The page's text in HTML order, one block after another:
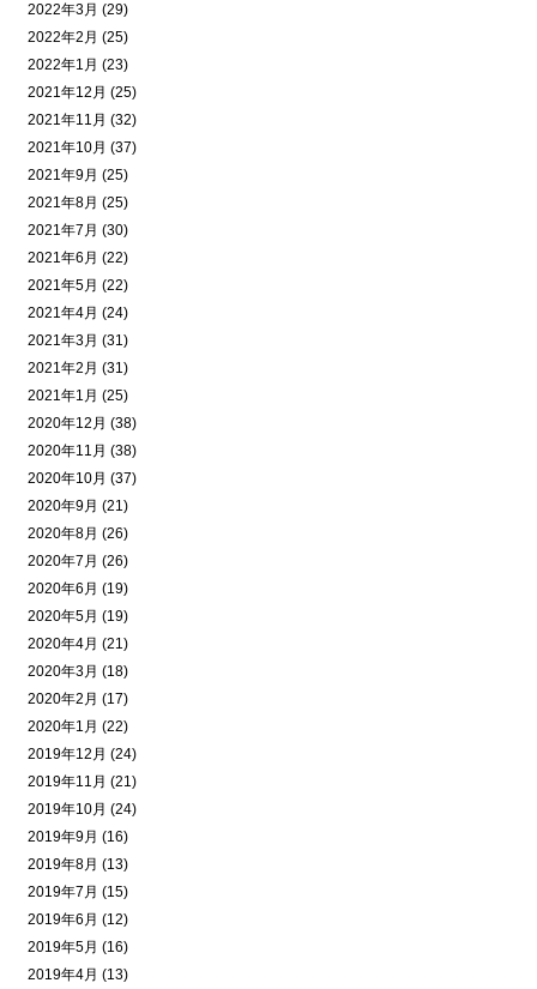
2022年3月 (29)
2022年2月 (25)
2022年1月 (23)
2021年12月 (25)
2021年11月 (32)
2021年10月 (37)
2021年9月 (25)
2021年8月 (25)
2021年7月 (30)
2021年6月 (22)
2021年5月 (22)
2021年4月 (24)
2021年3月 (31)
2021年2月 (31)
2021年1月 (25)
2020年12月 (38)
2020年11月 (38)
2020年10月 (37)
2020年9月 (21)
2020年8月 (26)
2020年7月 (26)
2020年6月 (19)
2020年5月 (19)
2020年4月 (21)
2020年3月 (18)
2020年2月 (17)
2020年1月 (22)
2019年12月 (24)
2019年11月 (21)
2019年10月 (24)
2019年9月 (16)
2019年8月 (13)
2019年7月 (15)
2019年6月 (12)
2019年5月 (16)
2019年4月 (13)